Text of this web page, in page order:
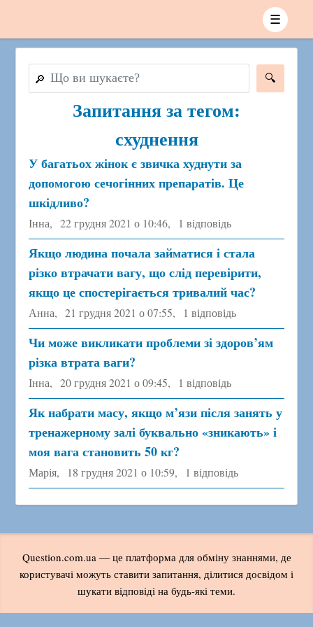
☰
🔎
Запитання за тегом:
схуднення
У багатьох жінок є звичка худнути за
допомогою сечогінних препаратів. Це
шкідливо?
Інна, 22 грудня 2021 о 10:46, 1 відповідь
Якщо людина почала займатися і стала
різко втрачати вагу, що слід перевірити,
якщо це спостерігається тривалий час?
Анна, 21 грудня 2021 о 07:55, 1 відповідь
Чи може викликати проблеми зі здоров’ям
різка втрата ваги?
Інна, 20 грудня 2021 о 09:45, 1 відповідь
Як набрати масу, якщо м’язи після занять у
тренажерному залі буквально «зникають» і
моя вага становить 50 кг?
Марія, 18 грудня 2021 о 10:59, 1 відповідь
Question.com.ua — це платформа для обміну знаннями, де
користувачі можуть ставити запитання, ділитися досвідом і
шукати відповіді на будь-які теми.